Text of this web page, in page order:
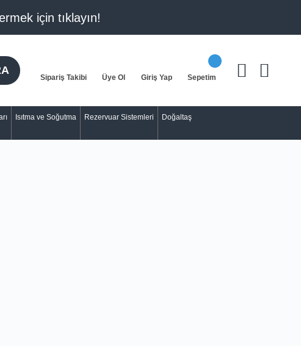
için tıklayın!
Sipariş Takibi Üye Ol Giriş Yap Sepetim
Isıtma ve Soğutma Rezervuar Sistemleri Doğaltaş